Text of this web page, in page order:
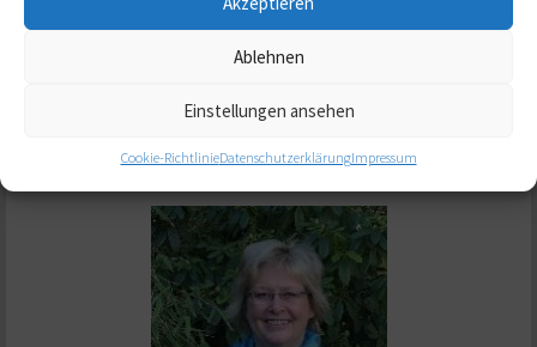
Ablehnen
Einstellungen ansehen
Cookie-RichtlinieDatenschutzerklärungImpressum
Kohlenweg 11a,32832
+49 5237 899158